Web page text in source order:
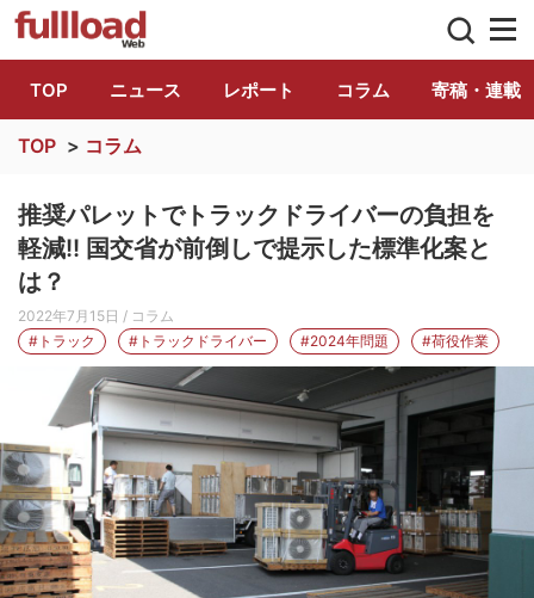
トラック総合情報誌「フルロード」公式
TOP ニュース レポート コラム 寄稿・連載
TOP > コラム
推奨パレットでトラックドライバーの負担を
軽減!! 国交省が前倒しで提示した標準化案と
は？
2022年7月15日 / コラム
#トラック
#トラックドライバー #2024年問題 #荷役作業